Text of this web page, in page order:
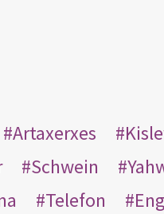
Artaxerxes
Schwein
Telefon